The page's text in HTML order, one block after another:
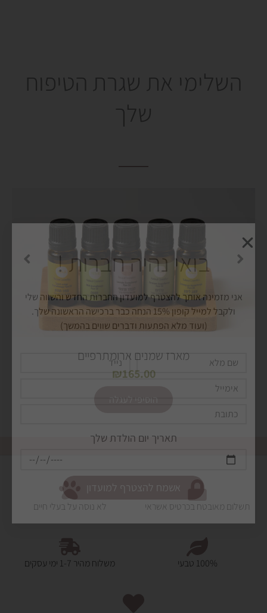
השלימי את שגרת הטיפוח
שלך
מארז שמנים ארומתרפיים
₪165.00
הוסיפי לעגלה
תשלום מאובטח בכרטיס אשראי לא נוסה על בעלי חיים
100% טבעי משלוח מהיר 1-7 ימי עסקים
בואי נהיה חברות !
מלא
אימייל
תאריך יום הולדת שלך
אשמח להצטרף למועדון